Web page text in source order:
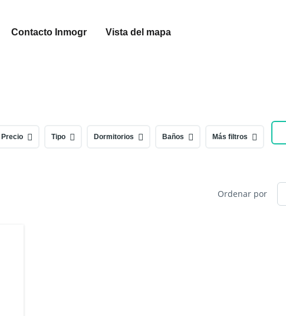
Contacto Inmogr Vista del mapa
Precio Tipo Dormitorios Baños Más filtros
Ordenar por